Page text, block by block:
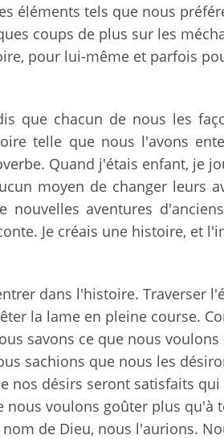
éléments tels que nous
coups de plus sur les
pour lui-même et parfois
que chacun de nous les
telle que nous l'avons
Quand j'étais enfant, je
moyen de changer leurs
aventures
Je créais une histoire, et
dans l'histoire. Traverser
la lame en pleine course.
savons ce que nous voulons
sachions que nous les
nos désirs seront satisfaits qui
nous voulons goûter plus qu'à
de Dieu, nous l'aurions.